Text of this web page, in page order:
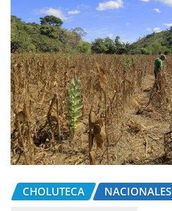
CHOLUTECA NACIONALES